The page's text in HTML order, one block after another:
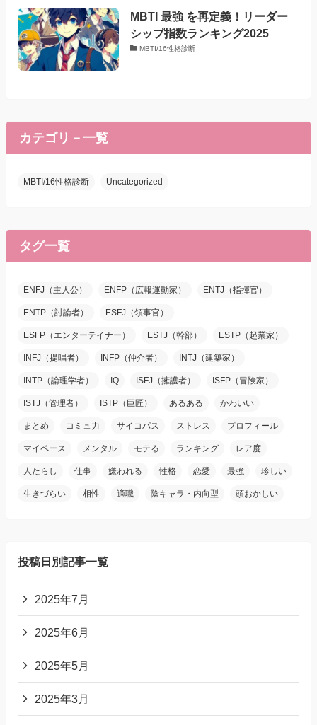
MBTI 最強 を再定義！リーダー
シップ指数ランキング2025
MBTI/16性格診断
カテゴリ－一覧
MBTI/16性格診断 Uncategorized
タグ一覧
ENFJ（主人公） ENFP（広報運動家） ENTJ（指揮官）
ENTP（討論者） ESFJ（領事官）
ESFP（エンターテイナー） ESTJ（幹部） ESTP（起業家）
INFJ（提唱者） INFP（仲介者） INTJ（建築家）
INTP（論理学者） IQ ISFJ（擁護者） ISFP（冒険家）
ISTJ（管理者） ISTP（巨匠） あるある かわいい
まとめ コミュ力 サイコパス ストレス プロフィール
マイペース メンタル モテる ランキング レア度
人たらし 仕事 嫌われる 性格 恋愛 最強 珍しい
生きづらい 相性 適職 陰キャラ・内向型 頭おかしい
投稿日別記事一覧
2025年7月
2025年6月
2025年5月
2025年3月